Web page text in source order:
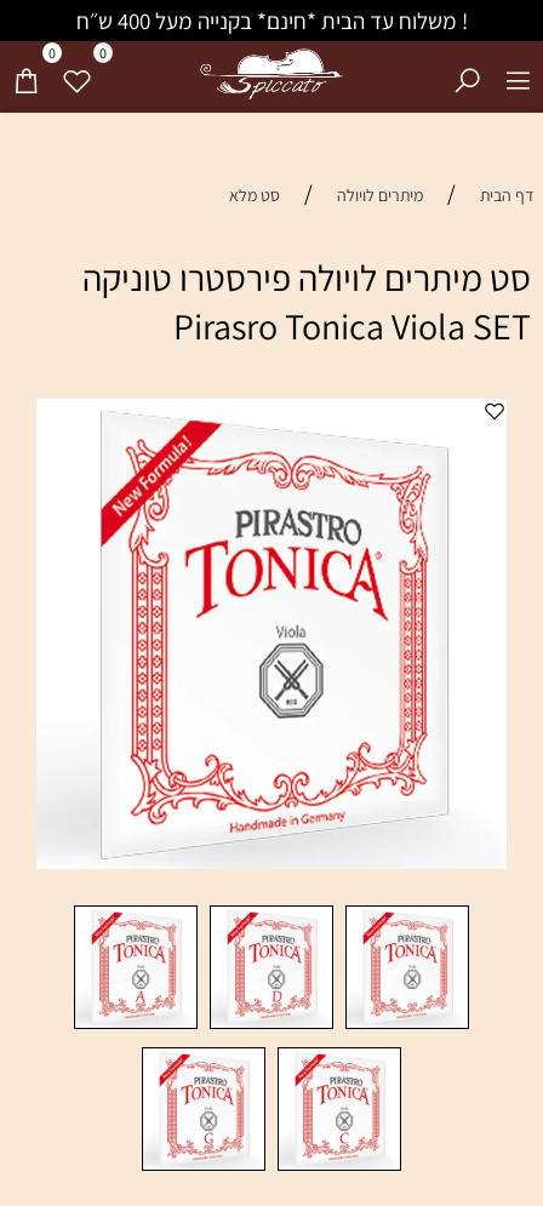
! משלוח עד הבית *חינם* בקנייה מעל 400 ש״ח
0
/ מיתרים לויולה / סט מלא
לויולה פירסטרו טוניקה
Pirasro Tonica Viola